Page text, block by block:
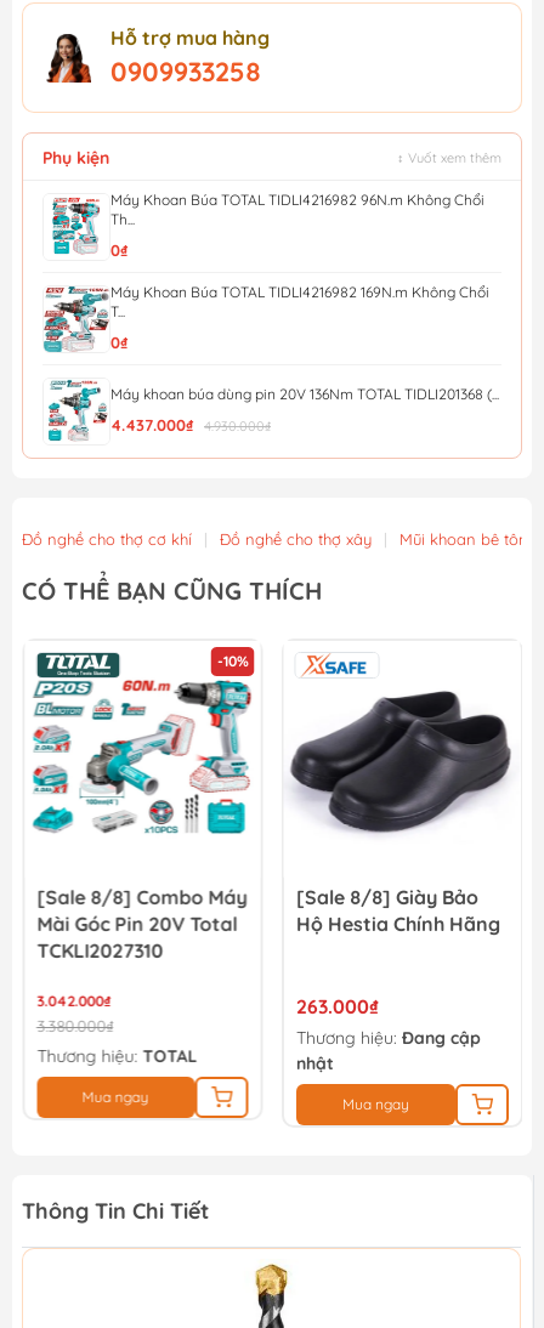
Hỗ trợ mua hàng
0909933258
Phụ kiện ↕ Vuốt xem thêm
Máy Khoan Búa TOTAL TIDLI4216982 96N.m Không Chổi
Th...
0₫
Máy Khoan Búa TOTAL TIDLI4216982 169N.m Không Chổi
T...
0₫
Máy khoan búa dùng pin 20V 136Nm TOTAL TIDLI201368 (...
4.437.000₫ 4.930.000₫
Máy khoan búa không chổi than dùng pin 16V Total TID...
1.404.000₫
Máy khoan động lực không chổi than dùng pin 20V Tota...
3.897.000₫ 4.330.000₫
Đồ nghề cho thợ cơ khí | Đồ nghề cho thợ xây | Mũi khoan bê tông
CÓ THỂ BẠN CŨNG THÍCH
-10%
[Sale 8/8] Combo Máy
Mài Góc Pin 20V Total
TCKLI2027310
3.042.000₫
3.380.000₫
Thương hiệu: TOTAL
Mua ngay
[Sale 8/8] Giày Bảo
Hộ Hestia Chính Hãng
263.000₫
Thương hiệu: Đang cập
nhật
Mua ngay
Thông Tin Chi Tiết